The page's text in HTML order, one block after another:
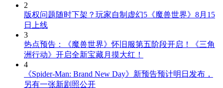
2
版权问题随时下架？玩家自制虚幻5《魔兽世界》8月15
日上线
3
热点预告：《魔兽世界》怀旧服第五阶段开启！《三角
洲行动》开启全新宝藏月摸大红！
4
《Spider-Man: Brand New Day》新预告预计明日发布，
另有一张新剧照公开